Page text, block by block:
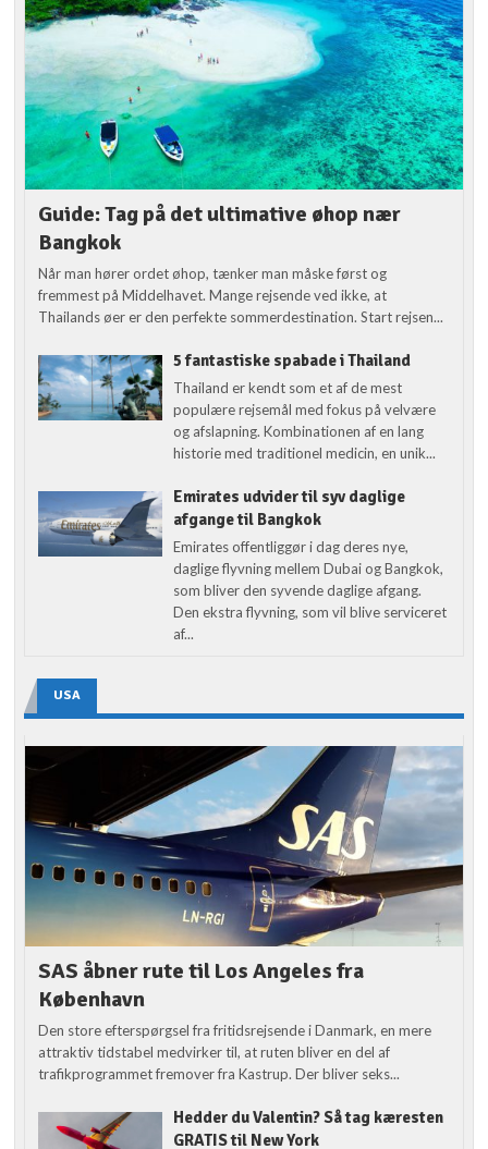
Guide: Tag på det ultimative øhop nær
Bangkok
Når man hører ordet øhop, tænker man måske først og
fremmest på Middelhavet. Mange rejsende ved ikke, at
Thailands øer er den perfekte sommerdestination. Start rejsen...
5 fantastiske spabade i Thailand
Thailand er kendt som et af de mest
populære rejsemål med fokus på velvære
og afslapning. Kombinationen af en lang
historie med traditionel medicin, en unik...
Emirates udvider til syv daglige
afgange til Bangkok
Emirates offentliggør i dag deres nye,
daglige flyvning mellem Dubai og Bangkok,
som bliver den syvende daglige afgang.
Den ekstra flyvning, som vil blive serviceret
af...
USA
SAS åbner rute til Los Angeles fra
København
Den store efterspørgsel fra fritidsrejsende i Danmark, en mere
attraktiv tidstabel medvirker til, at ruten bliver en del af
trafikprogrammet fremover fra Kastrup. Der bliver seks...
Hedder du Valentin? Så tag kæresten
GRATIS til New York